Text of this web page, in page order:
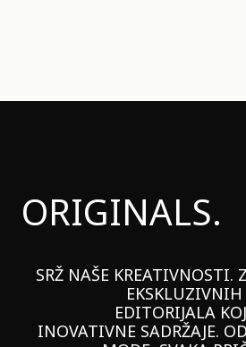
ORIGINALS.
SRŽ NAŠE KREATIVNOSTI.
EDITORIJALA
INOVATIVNE SADRŽAJE.